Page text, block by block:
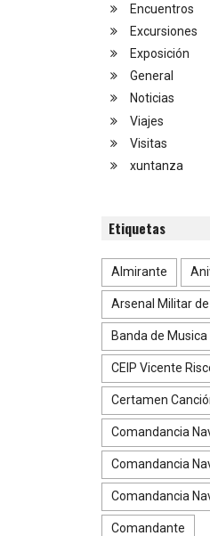
Encuentros
Excursiones
Exposición
General
Noticias
Viajes
Visitas
xuntanza
Etiquetas
Almirante
Arsenal Militar de
Banda de Musica
CEIP Vicente
Certamen
Comandancia
Comandancia
Comandancia
Comandante